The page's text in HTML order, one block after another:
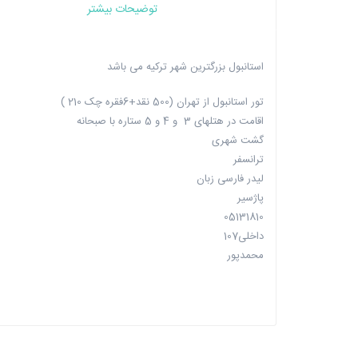
توضیحات بیشتر
استانبول بزرگترین شهر ترکیه می باشد
تور استانبول از تهران (500 نقد+6فقره چک 210 )
اقامت در هتلهای 3 و 4 و 5 ستاره با صبحانه
گشت شهری
ترانسفر
لیدر فارسی زبان
پاژسیر
05131810
داخلی107
محمدپور